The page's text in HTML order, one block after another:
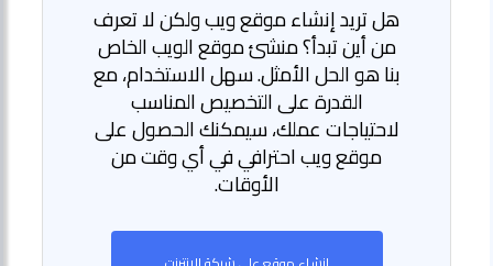
هل تريد إنشاء موقع ويب ولكن لا تعرف
من أين تبدأ؟ منشئ موقع الويب الخاص
بنا هو الحل الأمثل. سهل الاستخدام، مع
القدرة على التخصيص المناسب
لاحتياجات عملك، سيمكنك الحصول على
موقع ويب احترافي في أي وقت من
الأوقات.